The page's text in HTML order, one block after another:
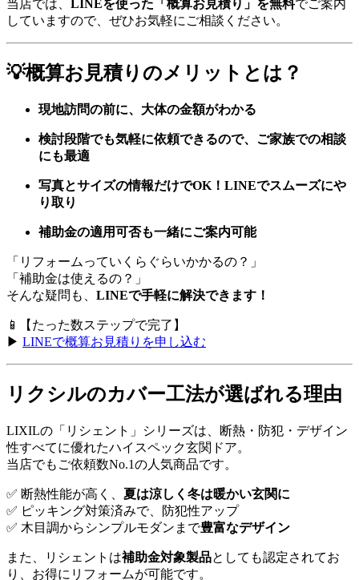
当店では、 LINEを使った「概算お見積り」を無料でご案内
していますので、ぜひお気軽にご相談ください。
💡概算お見積りのメリットとは？
現地訪問の前に、大体の金額がわかる
検討段階でも気軽に依頼できるので、ご家族での相談
にも最適
写真とサイズの情報だけでOK！LINEでスムーズにや
り取り
補助金の適用可否も一緒にご案内可能
「リフォームっていくらぐらいかかるの？」
「補助金は使えるの？」
そんな疑問も、 LINEで手軽に解決できます！
📱【たった数ステップで完了】
▶ LINEで概算お見積りを申し込む
リクシルのカバー工法が選ばれる理由
LIXILの「リシェント」シリーズは、断熱・防犯・デザイン
性すべてに優れたハイスペック玄関ドア。
当店でもご依頼数No.1の人気商品です。
✅ 断熱性能が高く、 夏は涼しく冬は暖かい玄関に
✅ ピッキング対策済みで、防犯性アップ
✅ 木目調からシンプルモダンまで豊富なデザイン
また、リシェントは補助金対象製品としても認定されてお
り、お得にリフォームが可能です。